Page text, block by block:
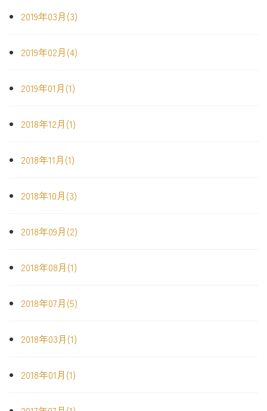
2019年03月(3)
2019年02月(4)
2019年01月(1)
2018年12月(1)
2018年11月(1)
2018年10月(3)
2018年09月(2)
2018年08月(1)
2018年07月(5)
2018年03月(1)
2018年01月(1)